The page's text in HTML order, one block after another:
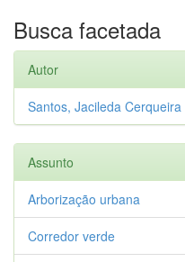
Busca facetada
Autor
Santos, Jacileda Cerqueira
Assunto
Arborização urbana
Corredor verde